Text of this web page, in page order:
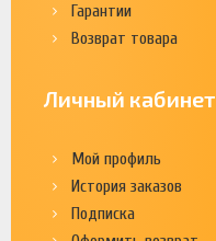
Гарантии
Возврат товара
Личный кабинет
Мой профиль
История заказов
Подписка